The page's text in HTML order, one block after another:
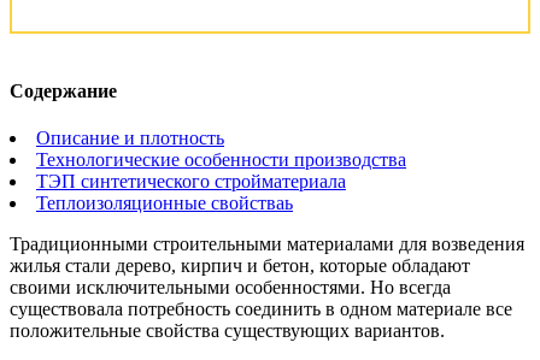
Содержание
Описание и плотность
Технологические особенности производства
ТЭП синтетического стройматериала
Теплоизоляционные свойстваь
Традиционными строительными материалами для возведения
жилья стали дерево, кирпич и бетон, которые обладают
своими исключительными особенностями. Но всегда
существовала потребность соединить в одном материале все
положительные свойства существующих вариантов.